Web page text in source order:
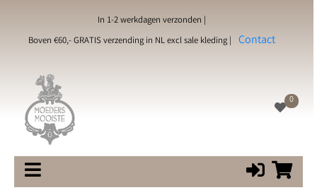
In 1-2 werkdagen verzonden |
Boven €60,- GRATIS verzending in NL excl sale kleding | Contact
0